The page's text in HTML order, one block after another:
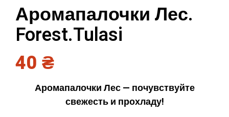
Аромапалочки Лес.
Forest.Tulasi
40₴
Аромапалочки Лес — почувствуйте
свежесть и прохладу!